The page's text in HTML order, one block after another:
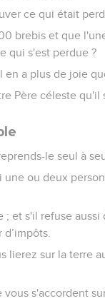
ce qui était
brebis et que
qui s'est perdue ?
a plus de joie
Père céleste qu'il
le seul à
ou deux
; et s'il refuse
lierez sur la terre
s'accordent